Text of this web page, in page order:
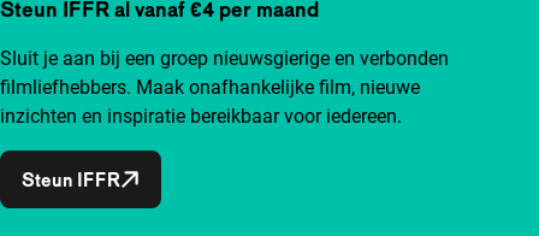
Steun IFFR al vanaf €4 per maand
Sluit je aan bij een groep nieuwsgierige en verbonden
filmliefhebbers. Maak onafhankelijke film, nieuwe
inzichten en inspiratie bereikbaar voor iedereen.
Steun IFFR